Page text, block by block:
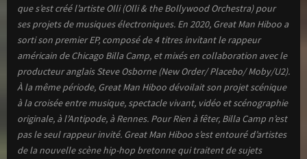
que s’est créé l’artiste Olli (Olli & the Bollywood Orchestra) pour
ses projets de musiques électroniques. En 2020, Great Man Hiboo a
sorti son premier EP, composé de 4 titres invitant le rappeur
américain de Chicago Billa Camp, et mixés en collaboration avec le
producteur anglais Steve Osborne (New Order/ Placebo/ Moby/U2).
À la même période, Great Man Hiboo dévoilait son projet scénique
à la croisée entre musique, spectacle vivant, vidéo et scénographie
originale, à l’Antipode, à Rennes. Pour Rien à fêter, Billa Camp n’est
pas le seul rappeur invité. Great Man Hiboo s’est entouré d’artistes
de la nouvelle scène hip-hop bretonne qui traitent de sujets